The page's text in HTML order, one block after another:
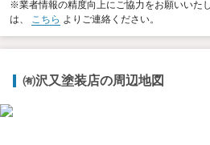
※業者情報の精度向上にご協力をお願いいた
は、 こちら よりご連絡ください。
㈲沢又塗装店の周辺地図